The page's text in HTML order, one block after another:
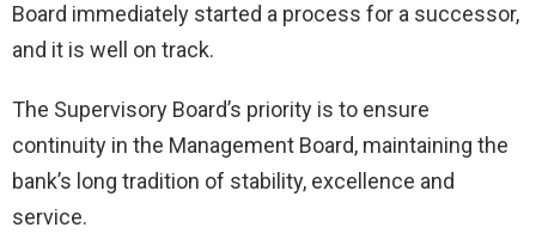
Board immediately started a process for a successor,
and it is well on track.
The Supervisory Board’s priority is to ensure
continuity in the Management Board, maintaining the
bank’s long tradition of stability, excellence and
service.